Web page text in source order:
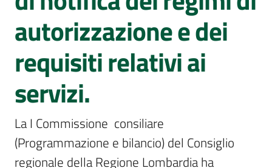
legislativa
Assemblea
Attività
Argomenti
Per i media
autorizzazione e dei
requisiti relativi ai
servizi.
La I Commissione  consiliare
(Programmazione e bilancio) del Consiglio
regionale della Regione Lombardia ha